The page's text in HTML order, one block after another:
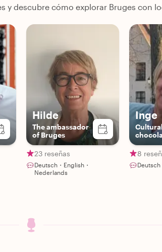
y descubre cómo explorar Bruges con
Hilde
The ambassador
of Bruges
23 reseñas
Deutsch・English・
Nederlands
Inge
8